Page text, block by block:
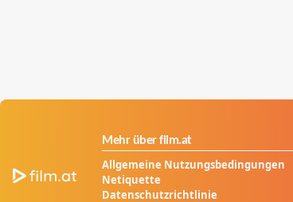
Mehr über film.at
Allgemeine Nutzungsbedingungen
Netiquette
Datenschutzrichtlinie